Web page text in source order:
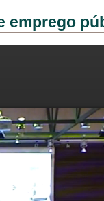
emprego